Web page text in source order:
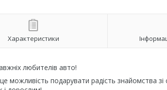
Характеристики
любителів авто!
можливість подарувати радість знайомства зі